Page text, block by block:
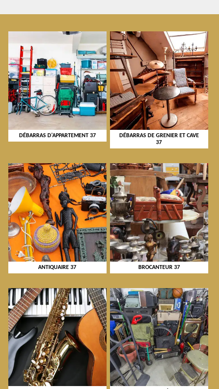
DÉBARRAS D'APPARTEMENT 37
DÉBARRAS DE GRENIER ET CAVE
37
ANTIQUAIRE 37 BROCANTEUR 37